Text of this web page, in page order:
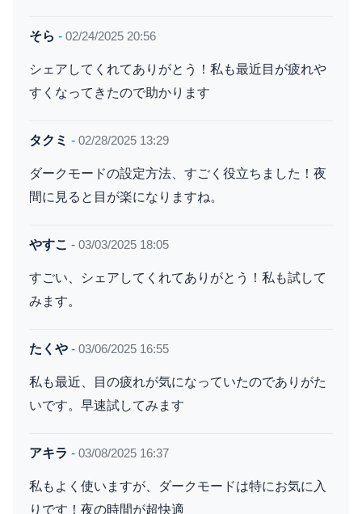
そら - 02/24/2025 20:56
シェアしてくれてありがとう！私も最近目が疲れや
すくなってきたので助かります
タクミ - 02/28/2025 13:29
ダークモードの設定方法、すごく役立ちました！夜
間に見ると目が楽になりますね。
やすこ - 03/03/2025 18:05
すごい、シェアしてくれてありがとう！私も試して
みます。
たくや - 03/06/2025 16:55
私も最近、目の疲れが気になっていたのでありがた
いです。早速試してみます
アキラ - 03/08/2025 16:37
私もよく使いますが、ダークモードは特にお気に入
りです！夜の時間が超快適